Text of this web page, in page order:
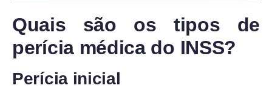
Quais são os tipos de
perícia médica do INSS?
Perícia inicial